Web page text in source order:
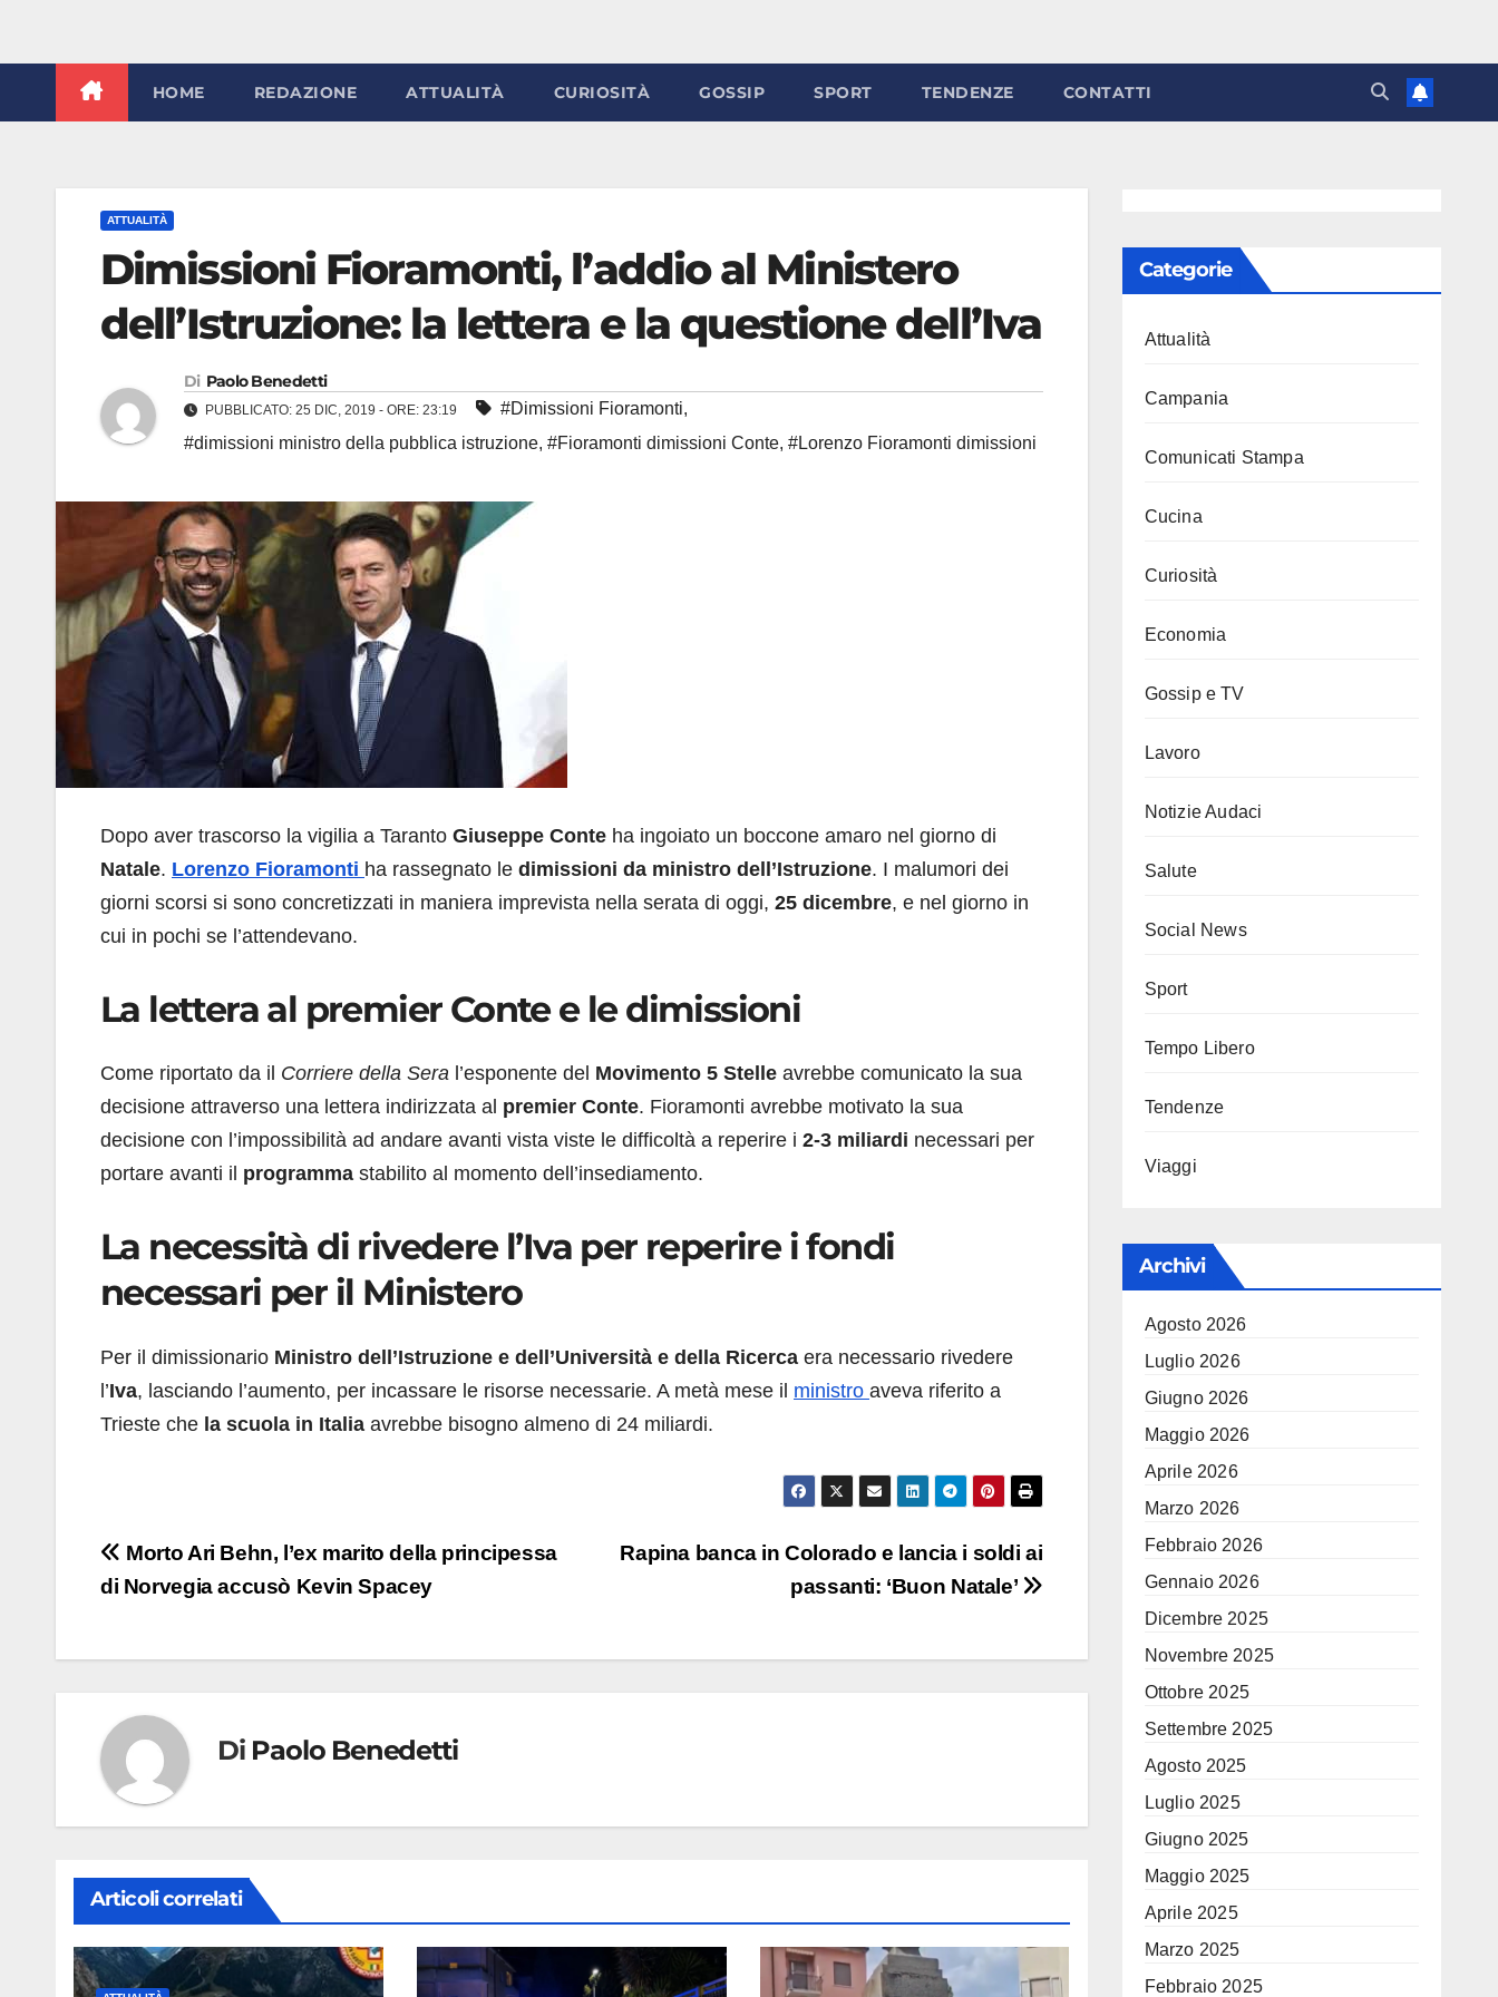
HOME REDAZIONE ATTUALITÀ CURIOSITÀ GOSSIP SPORT TENDENZE CONTATTI
ATTUALITÀ
Dimissioni Fioramonti, l’addio al Ministero
dell’Istruzione: la lettera e la questione dell’Iva
Di Paolo Benedetti
PUBBLICATO: 25 DIC, 2019 - ORE: 23:19 #Dimissioni Fioramonti,
#dimissioni ministro della pubblica istruzione, #Fioramonti dimissioni Conte, #Lorenzo Fioramonti dimissioni
Dopo aver trascorso la vigilia a Taranto Giuseppe Conte ha ingoiato un boccone amaro nel giorno di
Natale. Lorenzo Fioramonti ha rassegnato le dimissioni da ministro dell’Istruzione. I malumori dei
giorni scorsi si sono concretizzati in maniera imprevista nella serata di oggi, 25 dicembre, e nel giorno in
cui in pochi se l’attendevano.
La lettera al premier Conte e le dimissioni
Come riportato da il Corriere della Sera l’esponente del Movimento 5 Stelle avrebbe comunicato la sua
decisione attraverso una lettera indirizzata al premier Conte. Fioramonti avrebbe motivato la sua
decisione con l’impossibilità ad andare avanti vista viste le difficoltà a reperire i 2-3 miliardi necessari per
portare avanti il programma stabilito al momento dell’insediamento.
La necessità di rivedere l’Iva per reperire i fondi
necessari per il Ministero
Per il dimissionario Ministro dell’Istruzione e dell’Università e della Ricerca era necessario rivedere
l’Iva, lasciando l’aumento, per incassare le risorse necessarie. A metà mese il ministro aveva riferito a
Trieste che la scuola in Italia avrebbe bisogno almeno di 24 miliardi.
Navigazione
articoli
Rapina banca in Colorado e lancia i soldi ai
passanti: ‘Buon Natale’
Morto Ari Behn, l’ex marito della principessa
di Norvegia accusò Kevin Spacey
Di Paolo Benedetti
Articoli correlati
Categorie
Attualità
Campania
Comunicati Stampa
Cucina
Curiosità
Economia
Gossip e TV
Lavoro
Notizie Audaci
Salute
Social News
Sport
Tempo Libero
Tendenze
Viaggi
Archivi
Agosto 2026
Luglio 2026
Giugno 2026
Maggio 2026
Aprile 2026
Marzo 2026
Febbraio 2026
Gennaio 2026
Dicembre 2025
Novembre 2025
Ottobre 2025
Settembre 2025
Agosto 2025
Luglio 2025
Giugno 2025
Maggio 2025
Aprile 2025
Marzo 2025
Febbraio 2025